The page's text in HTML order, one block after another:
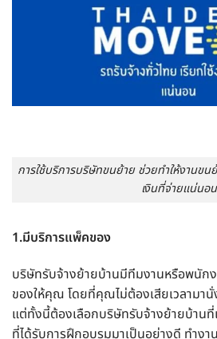
การใช้บริการบริษัทขนย้าย ช่วยทำให้งานข
เงินที่จ่ายแน่นอน
1.มีบริการแพ็คของ
บริษัทรับจ้างย้ายบ้านมีทีมงานหรือพนัก
ของให้คุณ โดยที่คุณไม่ต้องเสียเวลามา
แต่ทั้งนี้ต้องเลือกบริษัทรับจ้างย้ายบ้านที่
ที่ได้รับการฝึกอบรมมาเป็นอย่างดี ทำง